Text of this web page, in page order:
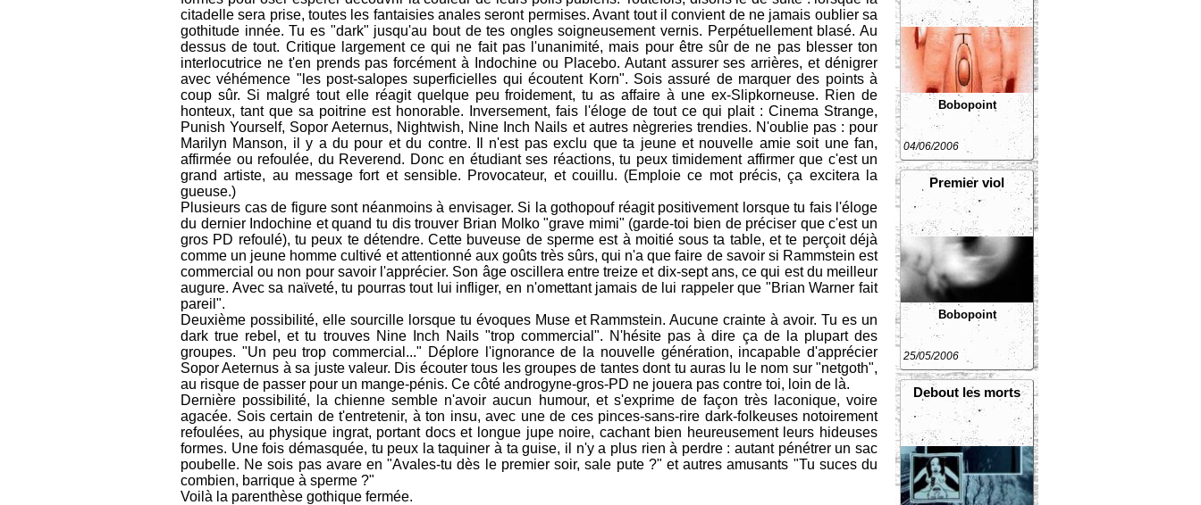
Bobopoint
04/06/2006
Premier viol
Bobopoint
25/05/2006
Debout les morts
citadelle sera prise, toutes les fantaisies anales seront permises. Avant tout il convient de ne jamais oublier sa
gothitude innée. Tu es "dark" jusqu'au bout de tes ongles soigneusement vernis. Perpétuellement blasé. Au
dessus de tout. Critique largement ce qui ne fait pas l'unanimité, mais pour être sûr de ne pas blesser ton
interlocutrice ne t'en prends pas forcément à Indochine ou Placebo. Autant assurer ses arrières, et dénigrer
avec véhémence "les post-salopes superficielles qui écoutent Korn". Sois assuré de marquer des points à
coup sûr. Si malgré tout elle réagit quelque peu froidement, tu as affaire à une ex-Slipkorneuse. Rien de
honteux, tant que sa poitrine est honorable. Inversement, fais l'éloge de tout ce qui plait : Cinema Strange,
Punish Yourself, Sopor Aeternus, Nightwish, Nine Inch Nails et autres nègreries trendies. N'oublie pas : pour
Marilyn Manson, il y a du pour et du contre. Il n'est pas exclu que ta jeune et nouvelle amie soit une fan,
affirmée ou refoulée, du Reverend. Donc en étudiant ses réactions, tu peux timidement affirmer que c'est un
grand artiste, au message fort et sensible. Provocateur, et couillu. (Emploie ce mot précis, ça excitera la
gueuse.)
Plusieurs cas de figure sont néanmoins à envisager. Si la gothopouf réagit positivement lorsque tu fais l'éloge
du dernier Indochine et quand tu dis trouver Brian Molko "grave mimi" (garde-toi bien de préciser que c'est un
gros PD refoulé), tu peux te détendre. Cette buveuse de sperme est à moitié sous ta table, et te perçoit déjà
comme un jeune homme cultivé et attentionné aux goûts très sûrs, qui n'a que faire de savoir si Rammstein est
commercial ou non pour savoir l'apprécier. Son âge oscillera entre treize et dix-sept ans, ce qui est du meilleur
augure. Avec sa naïveté, tu pourras tout lui infliger, en n'omettant jamais de lui rappeler que "Brian Warner fait
pareil".
Deuxième possibilité, elle sourcille lorsque tu évoques Muse et Rammstein. Aucune crainte à avoir. Tu es un
dark true rebel, et tu trouves Nine Inch Nails "trop commercial". N'hésite pas à dire ça de la plupart des
groupes. "Un peu trop commercial..." Déplore l'ignorance de la nouvelle génération, incapable d'apprécier
Sopor Aeternus à sa juste valeur. Dis écouter tous les groupes de tantes dont tu auras lu le nom sur "netgoth",
au risque de passer pour un mange-pénis. Ce côté androgyne-gros-PD ne jouera pas contre toi, loin de là.
Dernière possibilité, la chienne semble n'avoir aucun humour, et s'exprime de façon très laconique, voire
agacée. Sois certain de t'entretenir, à ton insu, avec une de ces pinces-sans-rire dark-folkeuses notoirement
refoulées, au physique ingrat, portant docs et longue jupe noire, cachant bien heureusement leurs hideuses
formes. Une fois démasquée, tu peux la taquiner à ta guise, il n'y a plus rien à perdre : autant pénétrer un sac
poubelle. Ne sois pas avare en "Avales-tu dès le premier soir, sale pute ?" et autres amusants "Tu suces du
combien, barrique à sperme ?"
Voilà la parenthèse gothique fermée.